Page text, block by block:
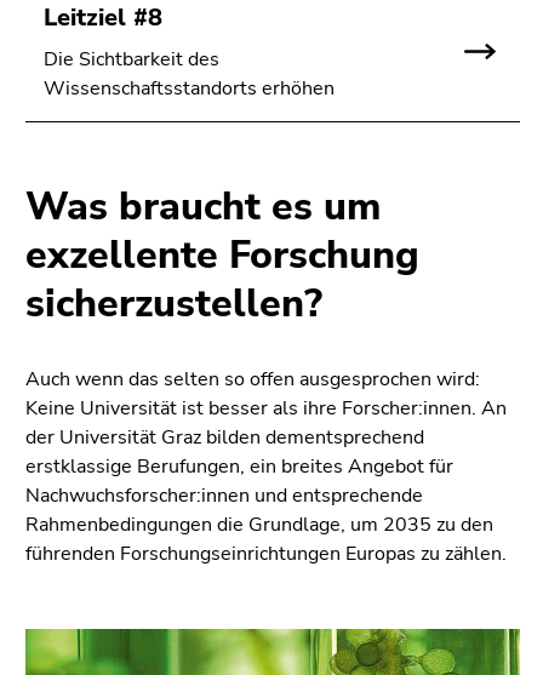
Leitziel #8
Die Sichtbarkeit des
Wissenschaftsstandorts erhöhen
Was braucht es um
exzellente Forschung
sicherzustellen?
Auch wenn das selten so offen ausgesprochen wird:
Keine Universität ist besser als ihre Forscher:innen. An
der Universität Graz bilden dementsprechend
erstklassige Berufungen, ein breites Angebot für
Nachwuchsforscher:innen und entsprechende
Rahmenbedingungen die Grundlage, um 2035 zu den
führenden Forschungseinrichtungen Europas zu zählen.